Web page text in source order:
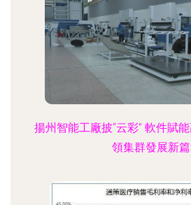
揚州智能工廠披“云彩” 軟件賦
領集群發展新